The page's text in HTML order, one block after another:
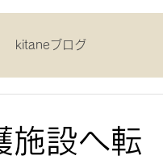
kitaneブログ
施設へ転